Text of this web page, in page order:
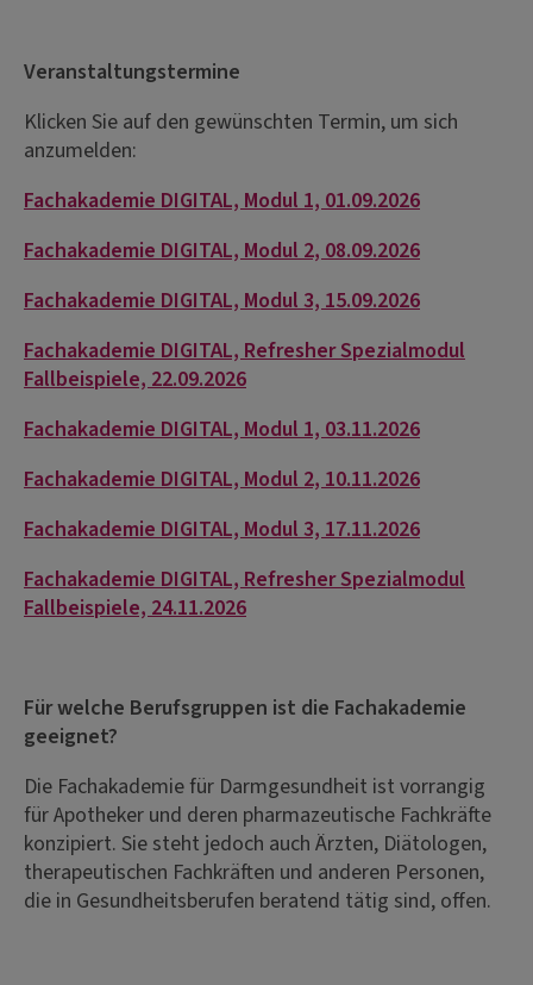
Veranstaltungstermine
Klicken Sie auf den gewünschten Termin, um sich
anzumelden:
Fachakademie DIGITAL, Modul 1, 01.09.2026
Fachakademie DIGITAL, Modul 2, 08.09.2026
Fachakademie DIGITAL, Modul 3, 15.09.2026
Fachakademie DIGITAL, Refresher Spezialmodul
Fallbeispiele, 22.09.2026
Fachakademie DIGITAL, Modul 1, 03.11.2026
Fachakademie DIGITAL, Modul 2, 10.11.2026
Fachakademie DIGITAL, Modul 3, 17.11.2026
Fachakademie DIGITAL, Refresher Spezialmodul
Fallbeispiele, 24.11.2026
Für welche Berufsgruppen ist die Fachakademie
geeignet?
Die Fachakademie für Darmgesundheit ist vorrangig
für Apotheker und deren pharmazeutische Fachkräfte
konzipiert. Sie steht jedoch auch Ärzten, Diätologen,
therapeutischen Fachkräften und anderen Personen,
die in Gesundheitsberufen beratend tätig sind, offen.